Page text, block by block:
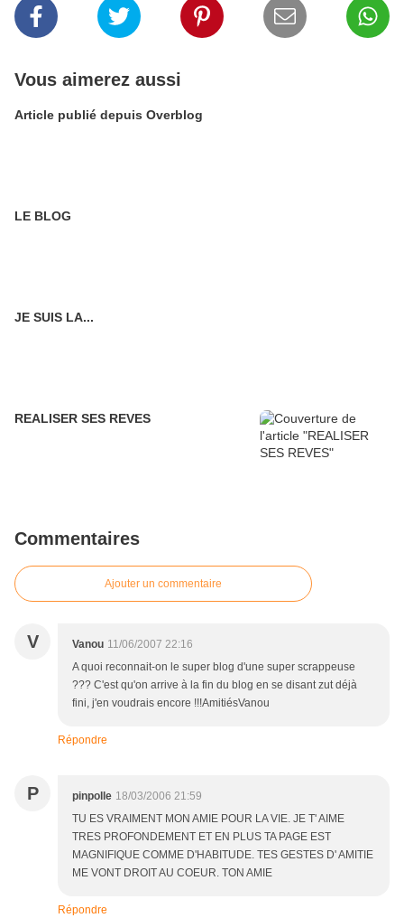
Vous aimerez aussi
Article publié depuis Overblog
LE BLOG
JE SUIS LA...
REALISER SES REVES
Commentaires
Ajouter un commentaire
V Vanou 11/06/2007 22:16
A quoi reconnait-on le super blog d'une super scrappeuse
??? C'est qu'on arrive à la fin du blog en se disant zut déjà
fini, j'en voudrais encore !!!AmitiésVanou
Répondre
P pinpolle 18/03/2006 21:59
TU ES VRAIMENT MON AMIE POUR LA VIE. JE T' AIME
TRES PROFONDEMENT ET EN PLUS TA PAGE EST
MAGNIFIQUE COMME D'HABITUDE. TES GESTES D' AMITIE
ME VONT DROIT AU COEUR. TON AMIE
Répondre